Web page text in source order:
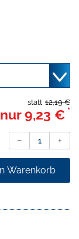
12,19 €
statt
nur9,23 € *
Warenkorb